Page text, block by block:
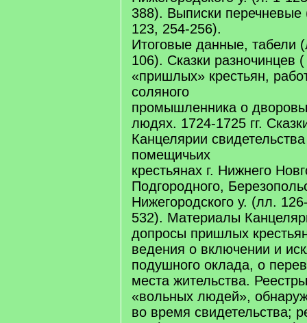
388). Выписки
123, 254-256).
Итоговые данные, табели
106). Сказки разночинцев
«пришлых» крестьян,
соляного
промышленника о
людях. 1724-1725 гг.
Канцелярии
помещичьих
крестьянах г. Нижнего
Подгородного,
Нижегородского у. (лл.
532). Материалы
допросы пришлых
ведения о включении и
подушного оклада, о
места жительства.
«вольных людей»,
во время свидетельства;